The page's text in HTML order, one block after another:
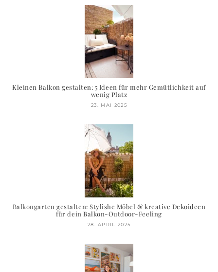
Kleinen Balkon gestalten: 5 Ideen für mehr Gemütlichkeit auf
wenig Platz
23. MAI 2025
Balkongarten gestalten: Stylishe Möbel & kreative Dekoideen
für dein Balkon-Outdoor-Feeling
28. APRIL 2025